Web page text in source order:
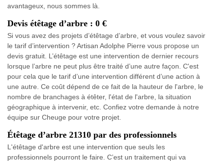
avantageux, nous sommes là.
Devis étêtage d’arbre : 0 €
Si vous avez des projets d’étêtage d’arbre, et vous voulez savoir
le tarif d’intervention ? Artisan Adolphe Pierre vous propose un
devis gratuit. L’étêtage est une intervention de dernier recours
lorsque l’arbre ne peut plus être traité d’une autre façon. C'est
pour cela que le tarif d’une intervention différent d’une action à
une autre. Ce coût dépend de ce fait de la hauteur de l'arbre, le
nombre de branchages à étêter, l'état de l'arbre, la situation
géographique à intervenir, etc. Confiez votre demande à notre
équipe sur Cheuge pour votre projet.
Étêtage d’arbre 21310 par des professionnels
L'étêtage d'arbre est une intervention que seuls les
professionnels pourront le faire. C’est un traitement qui va